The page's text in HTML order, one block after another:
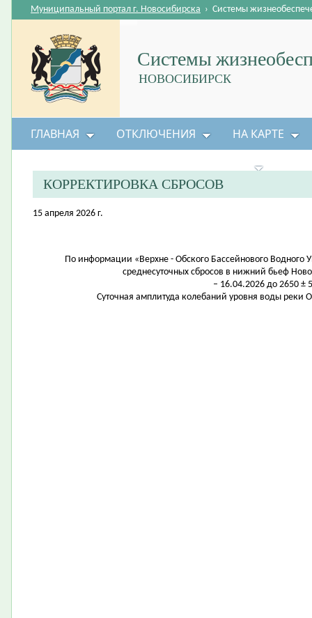
Системы
НОВОСИБИРСК
Муниципальный портал г. Новосибирска › Системы
ГЛАВНАЯ ОТКЛЮЧЕНИЯ НА КАРТЕ
КОРРЕКТИРОВКА СБРОСОВ
15 апреля 2026 г.
По информации «Верхне - Обского Бассейнового Водного
среднесуточных сбросов в нижний бьеф
– 16.04.2026 до 2650 ±
Суточная амплитуда колебаний уровня воды реки